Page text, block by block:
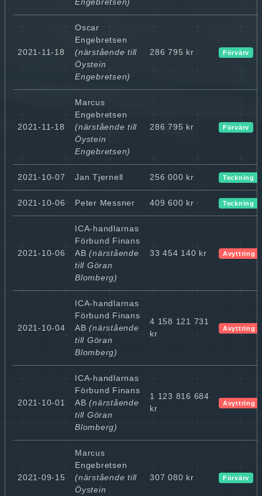
2021-11-18
Oscar
Engebretsen
(närstående till
Öystein
Engebretsen)
286 795 kr Förvärv
2021-11-18
Marcus
Engebretsen
(närstående till
Öystein
Engebretsen)
286 795 kr Förvärv
2021-10-07 Jan Tjernell 256 000 kr Teckning
2021-10-06 Peter Messner 409 600 kr Teckning
2021-10-06
ICA-handlarnas
Förbund Finans
AB (närstående
till Göran
Blomberg)
33 454 140 kr Avyttring
2021-10-04
ICA-handlarnas
Förbund Finans
AB (närstående
till Göran
Blomberg)
4 158 121 731
kr
Avyttring
2021-10-01
ICA-handlarnas
Förbund Finans
AB (närstående
till Göran
Blomberg)
1 123 816 684
kr
Avyttring
2021-09-15
Marcus
Engebretsen
(närstående till
Öystein
307 080 kr Förvärv